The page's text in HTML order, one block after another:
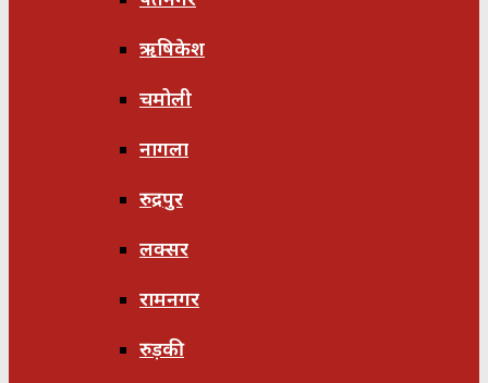
ऋषिकेश
चमोली
नागला
रुद्रपुर
लक्सर
रामनगर
रुड़की